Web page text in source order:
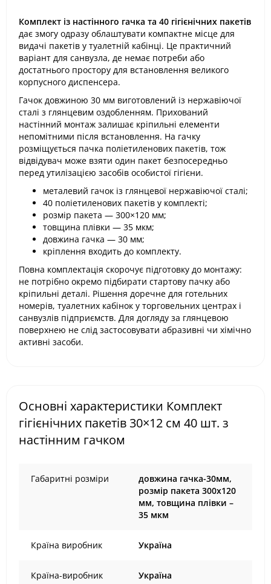
Комплект із настінного гачка та 40 гігієнічних пакетів
дає змогу одразу облаштувати компактне місце для
видачі пакетів у туалетній кабінці. Це практичний
варіант для санвузла, де немає потреби або
достатнього простору для встановлення великого
корпусного диспенсера.
Гачок довжиною 30 мм виготовлений із нержавіючої
сталі з глянцевим оздобленням. Прихований
настінний монтаж залишає кріпильні елементи
непомітними після встановлення. На гачку
розміщується пачка поліетиленових пакетів, тож
відвідувач може взяти один пакет безпосередньо
перед утилізацією засобів особистої гігієни.
металевий гачок із глянцевої нержавіючої сталі;
40 поліетиленових пакетів у комплекті;
розмір пакета — 300×120 мм;
товщина плівки — 35 мкм;
довжина гачка — 30 мм;
кріплення входить до комплекту.
Повна комплектація скорочує підготовку до монтажу:
не потрібно окремо підбирати стартову пачку або
кріпильні деталі. Рішення доречне для готельних
номерів, туалетних кабінок у торговельних центрах і
санвузлів підприємств. Для догляду за глянцевою
поверхнею не слід застосовувати абразивні чи хімічно
активні засоби.
Основні характеристики Комплект
гігієнічних пакетів 30×12 см 40 шт. з
настінним гачком
Габаритні розміри
довжина гачка-30мм,
розмір пакета 300х120
мм, товщина плівки –
35 мкм
Країна виробник Україна
Країна-виробник Україна